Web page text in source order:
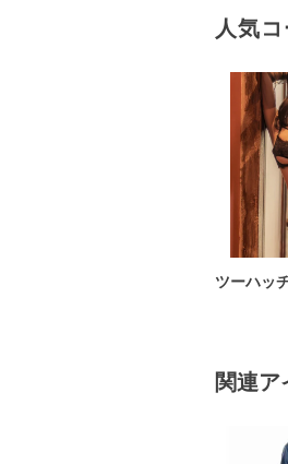
人気
ツーハッ
関連ア